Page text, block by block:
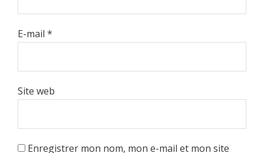
E-mail *
Site web
Enregistrer mon nom, mon e-mail et mon site